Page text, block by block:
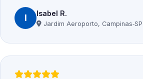
I Isabel R.
Jardim Aeroporto, Campinas‑SP